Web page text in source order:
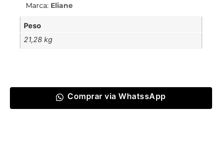
Marca: Eliane
Peso
21,28 kg
Comprar via WhatssApp